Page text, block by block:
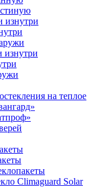
изнутри
изнутри
на теплое
Climaguard Solar